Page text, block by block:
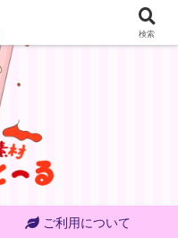
ご利用について
検索